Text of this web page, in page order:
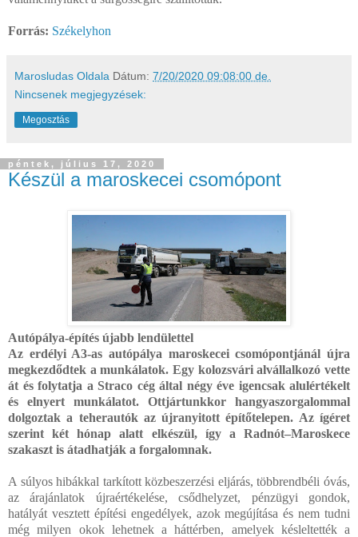
Forrás: Székelyhon
Marosludas Oldala Dátum: 7/20/2020 09:08:00 de.
Nincsenek megjegyzések:
Megosztás
péntek, július 17, 2020
Készül a maroskecei csomópont
Autópálya-építés újabb lendülettel
Az erdélyi A3-as autópálya maroskecei csomópontjánál újra
megkezdődtek a munkálatok. Egy kolozsvári alvállalkozó vette
át és folytatja a Straco cég által négy éve igencsak alulértékelt
és elnyert munkálatot. Ottjártunkkor hangyaszorgalommal
dolgoztak a teherautók az újranyitott építőtelepen. Az ígéret
szerint két hónap alatt elkészül, így a Radnót–Maroskece
szakaszt is átadhatják a forgalomnak.
A súlyos hibákkal tarkított közbeszerzési eljárás, többrendbéli óvás,
az árajánlatok újraértékelése, csődhelyzet, pénzügyi gondok,
hatályát vesztett építési engedélyek, azok megújítása és nem tudni
még milyen okok lehetnek a háttérben, amelyek késleltették a